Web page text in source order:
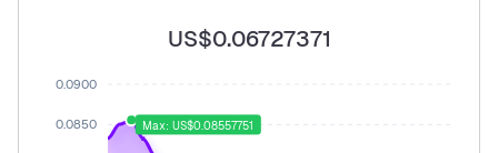
US$0.06727371
0.0900
0.0850 Max: US$0.08557751